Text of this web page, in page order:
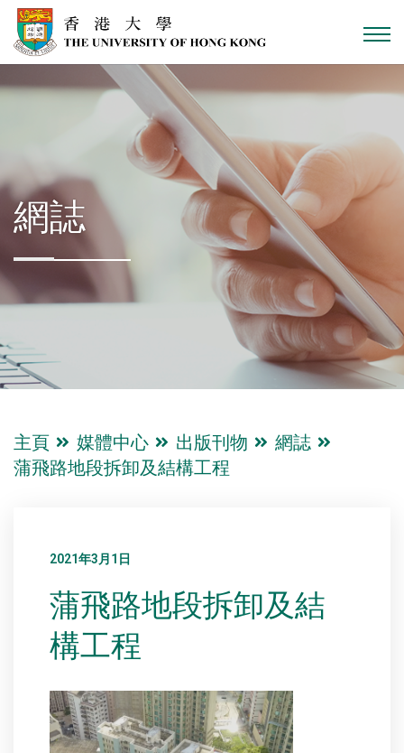
跳到主內容
網誌
主頁 媒體中心 出版刊物
網誌
蒲飛路地段拆卸及結構工程
2021年3月1日
蒲飛路地段拆卸及結
構工程